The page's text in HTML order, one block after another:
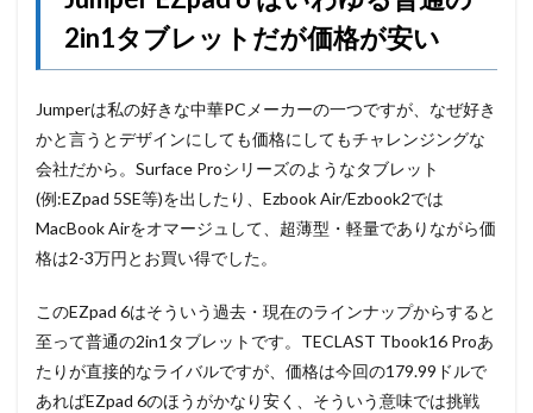
2in1タブレットだが価格が安い
Jumperは私の好きな中華PCメーカーの一つですが、なぜ好き
かと言うとデザインにしても価格にしてもチャレンジングな
会社だから。Surface Proシリーズのようなタブレット
(例:EZpad 5SE等)を出したり、Ezbook Air/Ezbook2では
MacBook Airをオマージュして、超薄型・軽量でありながら価
格は2-3万円とお買い得でした。
このEZpad 6はそういう過去・現在のラインナップからすると
至って普通の2in1タブレットです。TECLAST Tbook16 Proあ
たりが直接的なライバルですが、価格は今回の179.99ドルで
あればEZpad 6のほうがかなり安く、そういう意味では挑戦